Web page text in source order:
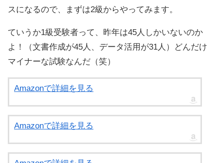
スになるので、まずは2級からやってみます。
ていうか1級受験者って、昨年は45人しかいないのか
よ！（文書作成が45人、データ活用が31人）どんだけ
マイナーな試験なんだ（笑）
Amazonで詳細を見る
Amazonで詳細を見る